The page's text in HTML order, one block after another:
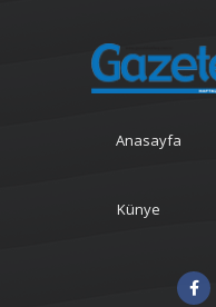
Anasayfa
Künye